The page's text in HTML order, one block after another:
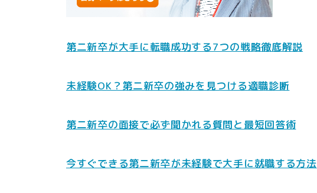
第二新卒が大手に転職成功する7つの戦略徹底解説
未経験OK？第二新卒の強みを見つける適職診断
第二新卒の面接で必ず聞かれる質問と最短回答術
今すぐできる第二新卒が未経験で大手に就職する方法